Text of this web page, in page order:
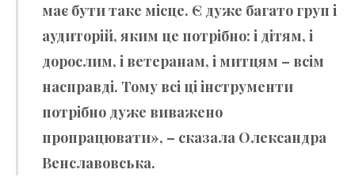
має бути таке місце. Є дуже багато груп і
аудиторій, яким це потрібно: і дітям, і
дорослим, і ветеранам, і митцям – всім
насправді. Тому всі ці інструменти
потрібно дуже виважено
пропрацювати», – сказала Олександра
Венславовська.